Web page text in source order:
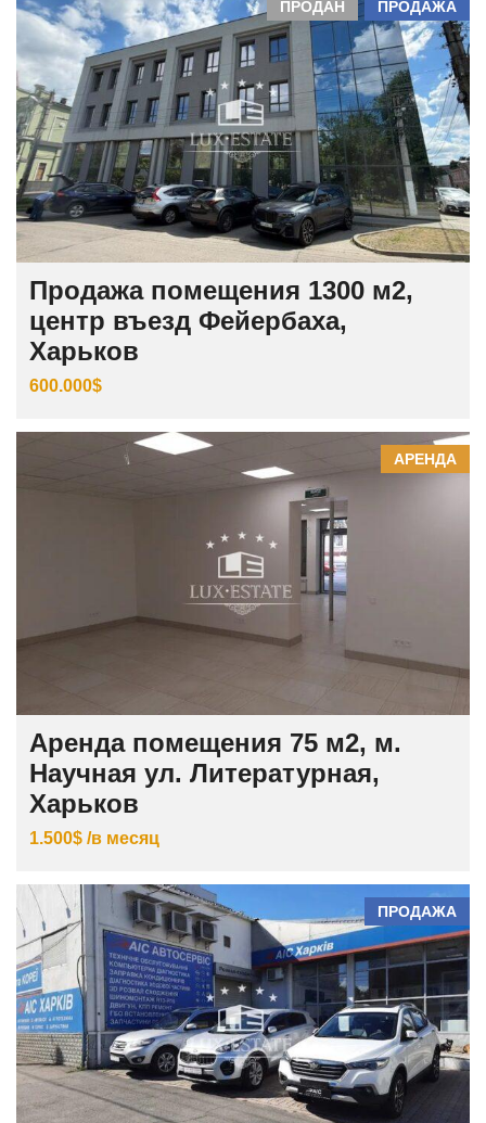
ПРОДАЖА
ПРОДАН
Продажа помещения 1300 м2,
центр въезд Фейербаха,
Харьков
600.000$
АРЕНДА
Аренда помещения 75 м2, м.
Научная ул. Литературная,
Харьков
1.500$ /в месяц
ПРОДАЖА